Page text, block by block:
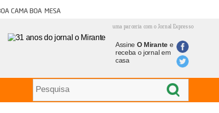
cama boa mesa
uma parceria com o Jornal Expresso
Assine O Mirantee
receba o jornal em
casa